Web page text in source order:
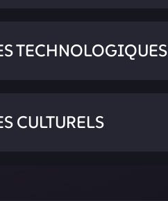
TECHNOLOGIQUES
CULTURELS